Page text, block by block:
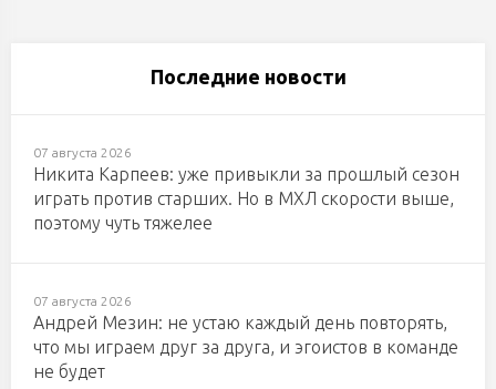
Последние новости
07 августа 2026
Никита Карпеев: уже привыкли за прошлый сезон
играть против старших. Но в МХЛ скорости выше,
поэтому чуть тяжелее
07 августа 2026
Андрей Мезин: не устаю каждый день повторять,
что мы играем друг за друга, и эгоистов в команде
не будет